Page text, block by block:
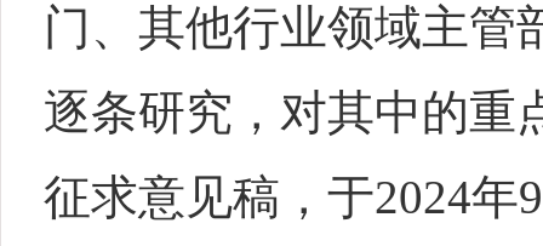
门、其他行业领域主管
逐条研究，对其中的重
征求意见稿，于2024